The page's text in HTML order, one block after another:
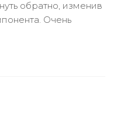
обратно, изменив
Очень